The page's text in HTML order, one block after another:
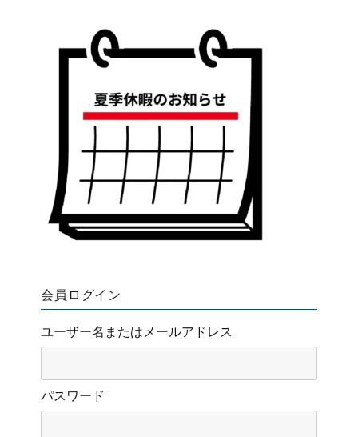
会員ログイン
ユーザー名またはメールアドレス
パスワード